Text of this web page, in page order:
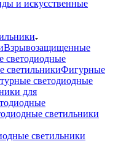
и искусственные
Взрывозащищенные
светодиодные
светильникиФигурные
светодиодные
для
светильники
светильники